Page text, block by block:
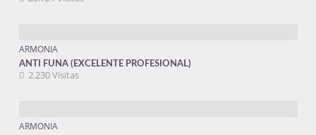
ARMONIA
ANTI FUNA (EXCELENTE PROFESIONAL)
2.230 Visitas
ARMONIA